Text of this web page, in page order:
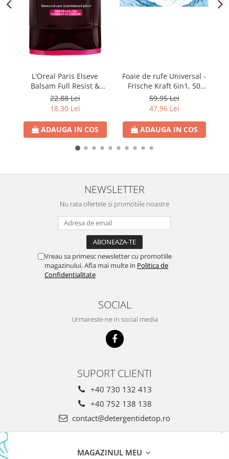
Detergent Vase Pentru Masina
Detergent Vase Manual
Solutie Clatire Vase
Sare Masina De Spalat
Lavete Si Bureti
Curatenie Bucatarie
Pungi Ambalare / Saci Menajeri
Diverse pentru bucatarie
Igiena si Dezinfectie
Detartrant WC
Dezinfectant Bucatarie
Gel Antibacterian
Igienol Dezinfectant
Produse Curatenie Baie
Prosoape De Hartie Si Servetele
Odorizant Camera Electric
Odorizant Camera Air Wick
Odorizant Camera cu Betisoare
Odorizant Camera Electric
Profesional
L'Oreal Paris Elseve
Balsam Full Resist &
Arginina 200ml
22,88 Lei
18,30 Lei
ADAUGA IN COS
Foaie de rufe Universal -
Frische Kraft 6in1, 50
foite
59,95 Lei
47,96 Lei
ADAUGA IN COS
NEWSLETTER
Nu rata ofertele si promotiile noastre
Vreau sa primesc newsletter cu promotiile
magazinului. Afla mai multe in Politica de
Confidentialitate
SOCIAL
Urmareste-ne in social media
SUPORT CLIENTI
+40 730 132 413
+40 752 138 138
contact@detergentidetop.ro
MAGAZINUL MEU